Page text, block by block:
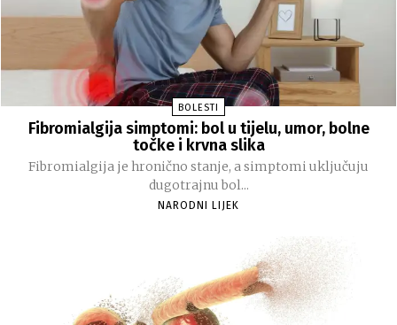
BOLESTI
Fibromialgija simptomi: bol u tijelu, umor, bolne
točke i krvna slika
Fibromialgija je hronično stanje, a simptomi uključuju
dugotrajnu bol...
NARODNI LIJEK